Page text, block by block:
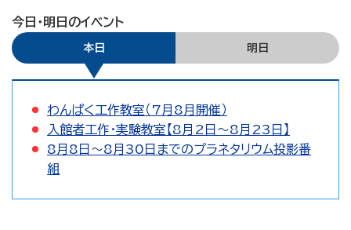
今日・明日のイベント
本日 明日
わんぱく工作教室（7月8月開催）
入館者工作・実験教室【8月2日～8月23日】
8月8日～8月30日までのプラネタリウム投影番
組